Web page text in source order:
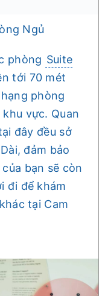
Ngủ
phòng Suite
tới 70 mét
phòng
vực. Quan
đây đều sở
đảm bảo
bạn sẽ còn
đi để khám
tại Cam